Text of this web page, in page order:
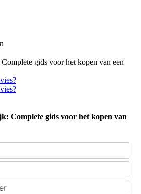
gids voor het kopen van een
Complete gids voor het kopen van